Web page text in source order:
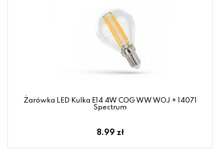
Żarówka LED Kulka E14 4W COG WW WOJ + 14071
Spectrum
8.99 zł